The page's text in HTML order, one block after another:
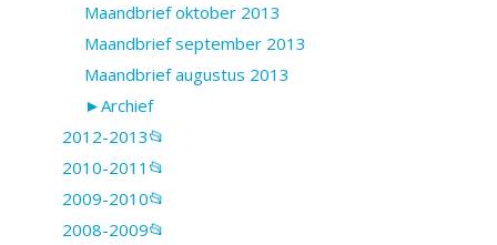
Maandbrief oktober 2013
Maandbrief september 2013
Maandbrief augustus 2013
►Archief
2012-2013📂
2010-2011📂
2009-2010📂
2008-2009📂